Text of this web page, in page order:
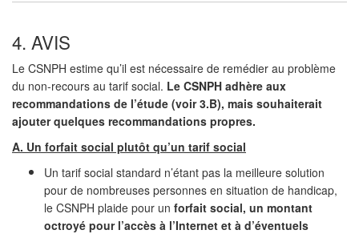
4. AVIS
Le CSNPH estime qu’il est nécessaire de remédier au problème
du non-recours au tarif social. Le CSNPH adhère aux
recommandations de l’étude (voir 3.B), mais souhaiterait
ajouter quelques recommandations propres.
A. Un forfait social plutôt qu’un tarif social
Un tarif social standard n’étant pas la meilleure solution
pour de nombreuses personnes en situation de handicap,
le CSNPH plaide pour un forfait social, un montant
octroyé pour l’accès à l’Internet et à d’éventuels